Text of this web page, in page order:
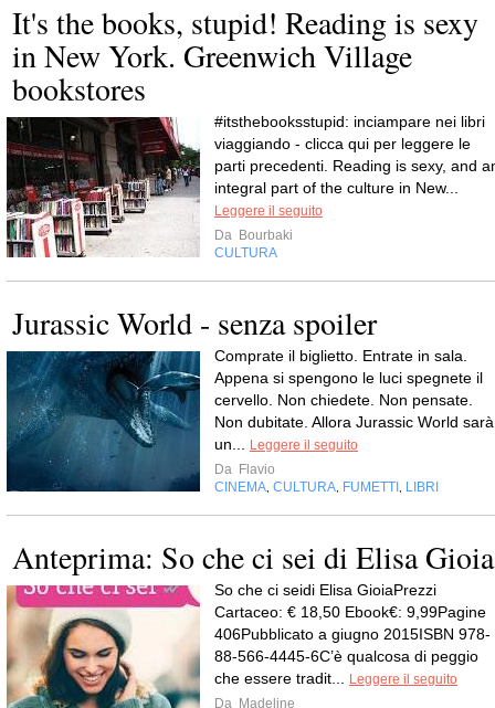
It's the books, stupid! Reading is sexy
in New York. Greenwich Village
bookstores
#itsthebooksstupid: inciampare nei libri
viaggiando - clicca qui per leggere le
parti precedenti. Reading is sexy, and
integral part of the culture in New...
Leggere il seguito
Da Bourbaki
CULTURA
Jurassic World - senza spoiler
Comprate il biglietto. Entrate in sala.
Appena si spengono le luci spegnete il
cervello. Non chiedete. Non pensate.
Non dubitate. Allora Jurassic World sarà
un...
Leggere il seguito
Da Flavio
CINEMA CULTURA FUMETTI LIBRI
Anteprima: So che ci sei di Elisa Gioia
So che ci seidi Elisa GioiaPrezzi
Cartaceo: € 18,50 Ebook€: 9,99Pagine
406Pubblicato a giugno 2015ISBN 978-
88-566-4445-6C’è qualcosa di peggio
che essere tradit...
Leggere il seguito
Da Madeline